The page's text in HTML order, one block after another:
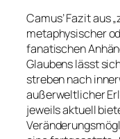
Camus’ Fazit aus
metaphysischer
fanatischen
Glaubens lässt
streben nach
außerweltlicher
jeweils aktuell